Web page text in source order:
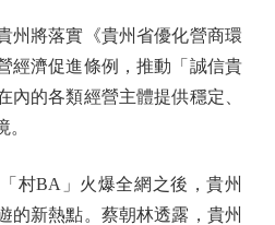
將落實《貴州省優化營商環
經濟促進條例，推動「誠信貴
內的各類經營主體提供穩定、
BA」火爆全網之後，貴州
的新熱點。蔡朝林透露，貴州